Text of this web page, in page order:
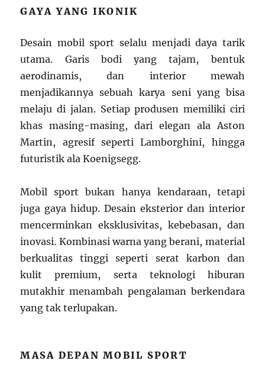
GAYA YANG IKONIK
Desain mobil sport selalu menjadi daya tarik
utama. Garis bodi yang tajam, bentuk
aerodinamis, dan interior mewah
menjadikannya sebuah karya seni yang bisa
melaju di jalan. Setiap produsen memiliki ciri
khas masing-masing, dari elegan ala Aston
Martin, agresif seperti Lamborghini, hingga
futuristik ala Koenigsegg.
Mobil sport bukan hanya kendaraan, tetapi
juga gaya hidup. Desain eksterior dan interior
mencerminkan eksklusivitas, kebebasan, dan
inovasi. Kombinasi warna yang berani, material
berkualitas tinggi seperti serat karbon dan
kulit premium, serta teknologi hiburan
mutakhir menambah pengalaman berkendara
yang tak terlupakan.
MASA DEPAN MOBIL SPORT